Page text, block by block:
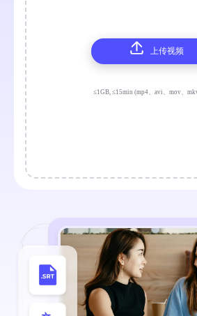
上传视频
≤1GB, ≤15min (mp4、avi、mov、